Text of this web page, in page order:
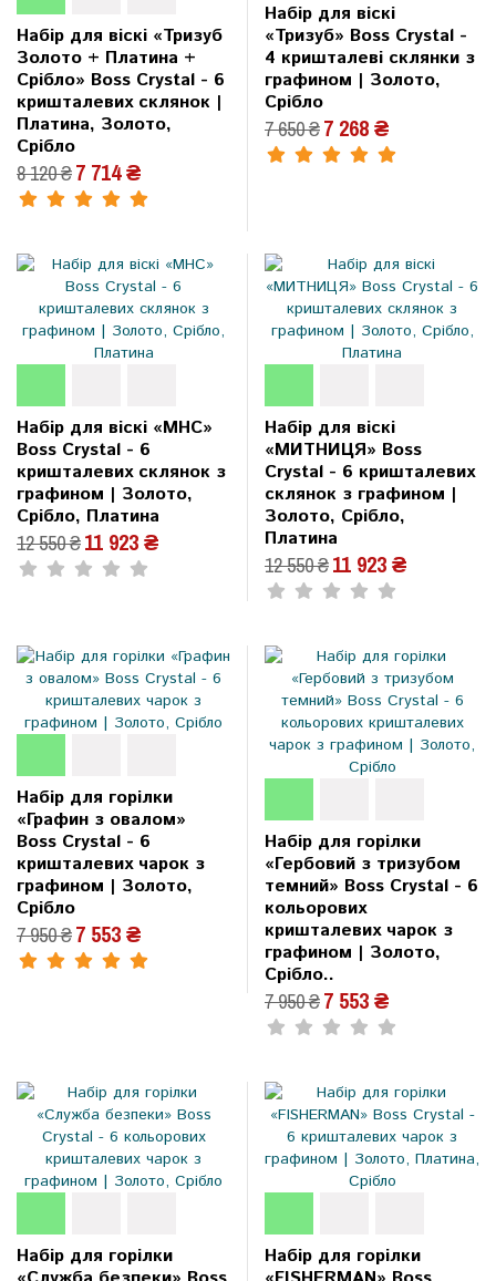
Набір для віскі «Тризуб
Золото + Платина +
Срібло» Boss Crystal - 6
кришталевих склянок |
Платина, Золото,
Срібло
8 120 ₴7 714 ₴
Набір для віскі
«Тризуб» Boss Crystal -
4 кришталеві склянки з
графином | Золото,
Срібло
7 650 ₴7 268 ₴
Набір для віскі «МНС»
Boss Crystal - 6
кришталевих склянок з
графином | Золото,
Срібло, Платина
12 550 ₴11 923 ₴
Набір для віскі
«МИТНИЦЯ» Boss
Crystal - 6 кришталевих
склянок з графином |
Золото, Срібло,
Платина
12 550 ₴11 923 ₴
Набір для горілки
«Графин з овалом»
Boss Crystal - 6
кришталевих чарок з
графином | Золото,
Срібло
7 950 ₴7 553 ₴
Набір для горілки
«Гербовий з тризубом
темний» Boss Crystal - 6
кольорових
кришталевих чарок з
графином | Золото,
Срібло..
7 950 ₴7 553 ₴
Набір для горілки
Набір для горілки